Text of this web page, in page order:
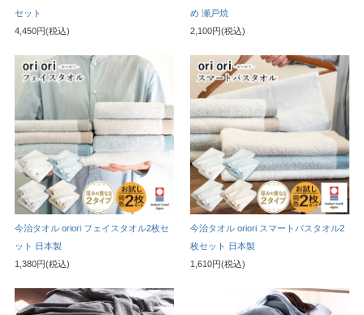
セット
4,450円(税込)
め 瀬戸焼
2,100円(税込)
今治タオル oriori フェイスタオル2枚セ
ット 日本製
1,380円(税込)
今治タオル oriori スマートバスタオル2
枚セット 日本製
1,610円(税込)